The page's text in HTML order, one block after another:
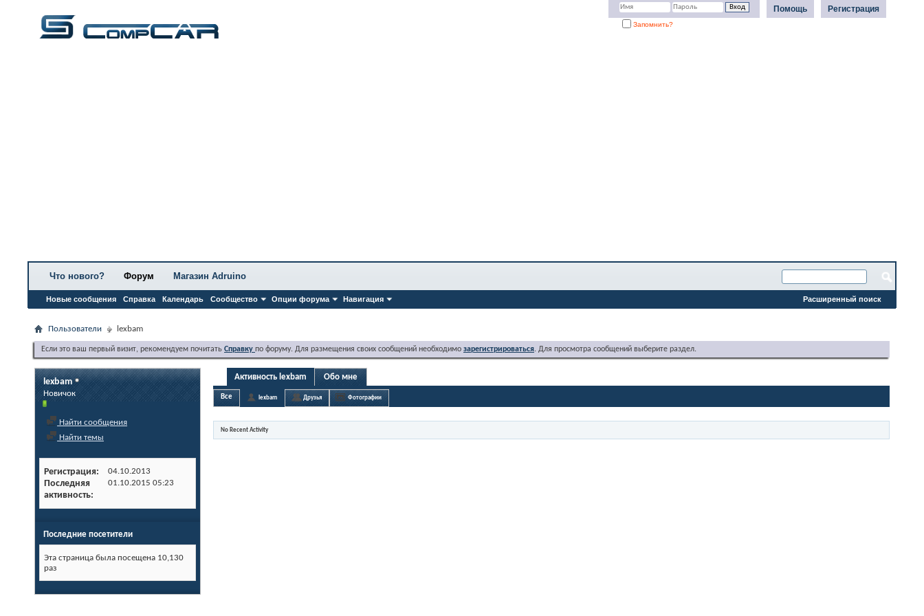
Регистрация
Помощь
Запомнить?
Что нового? Форум
Новые сообщения Справка Календарь Сообщество Опции форума Навигация
Магазин Adruino
Расширенный поиск
Пользователи lexbam
Если это ваш первый визит, рекомендуем почитать Справку по форуму. Для размещения своих сообщений необходимо зарегистрироваться. Для просмотра сообщений выберите раздел.
lexbam
Новичок
Найти сообщения
Найти темы
Регистрация 04.10.2013
Последняя
активность
01.10.2015 05:23
Последние посетители
Эта страница была посещена 10,130
раз
Активность lexbam Обо мне
Все lexbam Друзья Фотографии
No Recent Activity